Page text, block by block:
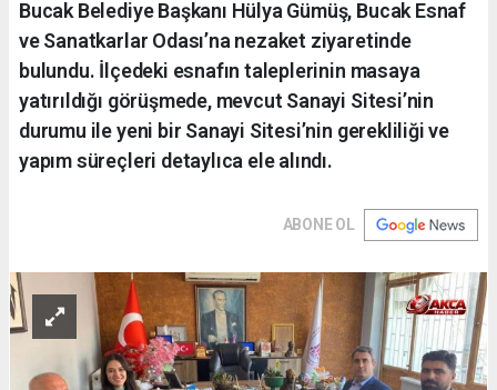
Bucak Belediye Başkanı Hülya Gümüş, Bucak Esnaf
ve Sanatkarlar Odası’na nezaket ziyaretinde
bulundu. İlçedeki esnafın taleplerinin masaya
yatırıldığı görüşmede, mevcut Sanayi Sitesi’nin
durumu ile yeni bir Sanayi Sitesi’nin gerekliliği ve
yapım süreçleri detaylıca ele alındı.
ABONE OL